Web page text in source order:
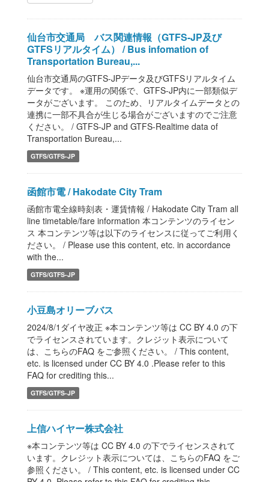
仙台市交通局 バス関連情報（GTFS-JP及び
GTFSリアルタイム） / Bus infomation of
Transportation Bureau,...
仙台市交通局のGTFS-JPデータ及びGTFSリアルタイム
データです。 ※運用の関係で、GTFS-JP内に一部類似デ
ータがございます。 このため、リアルタイムデータとの
連携に一部不具合が生じる場合がございますのでご注意
ください。 / GTFS-JP and GTFS-Realtime data of
Transportation Bureau,...
GTFS/GTFS-JP
函館市電 / Hakodate City Tram
函館市電全線時刻表・運賃情報 / Hakodate City Tram all
line timetable/fare information 本コンテンツのライセン
ス 本コンテンツ等は以下のライセンスに従ってご利用く
ださい。 / Please use this content, etc. in accordance
with the...
GTFS/GTFS-JP
小豆島オリーブバス
2024/8/1ダイヤ改正 ※本コンテンツ等は CC BY 4.0 の下
でライセンスされています。クレジット表示について
は、こちらのFAQ をご参照ください。 / This content,
etc. is licensed under CC BY 4.0 .Please refer to this
FAQ for crediting this...
GTFS/GTFS-JP
上信ハイヤー株式会社
※本コンテンツ等は CC BY 4.0 の下でライセンスされて
います。クレジット表示については、こちらのFAQ をご
参照ください。 / This content, etc. is licensed under CC